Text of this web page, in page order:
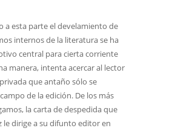
a esta parte el develamiento de
internos de la literatura se ha
central para cierta corriente
manera, intenta acercar al lector
que antaño sólo se
de la edición. De los más
la carta de despedida que
le dirige a su difunto editor en